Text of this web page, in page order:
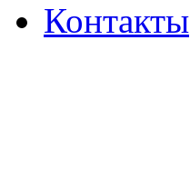
Контакты